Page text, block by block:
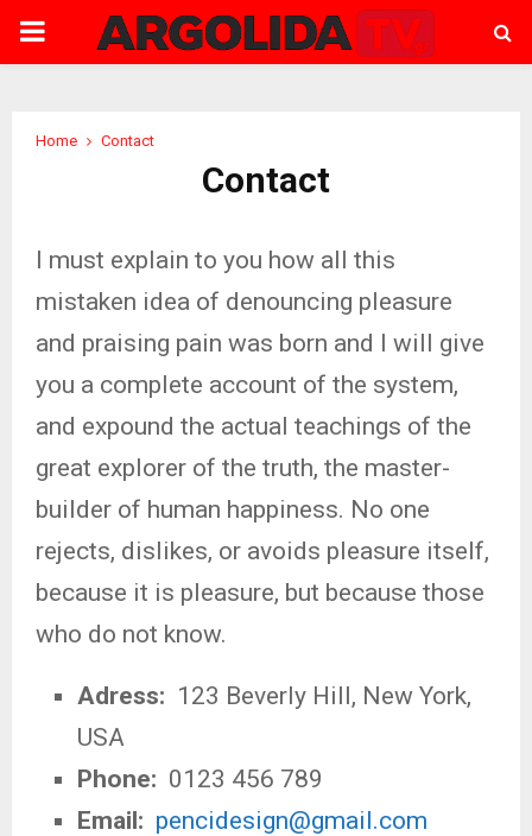
PRIMARY
Home Contact
Contact
I must explain to you how all this
mistaken idea of denouncing pleasure
and praising pain was born and I will give
you a complete account of the system,
and expound the actual teachings of the
great explorer of the truth, the master-
builder of human happiness. No one
rejects, dislikes, or avoids pleasure itself,
because it is pleasure, but because those
who do not know.
Adress: 123 Beverly Hill, New York,
USA
Phone: 0123 456 789
Email: pencidesign@gmail.com